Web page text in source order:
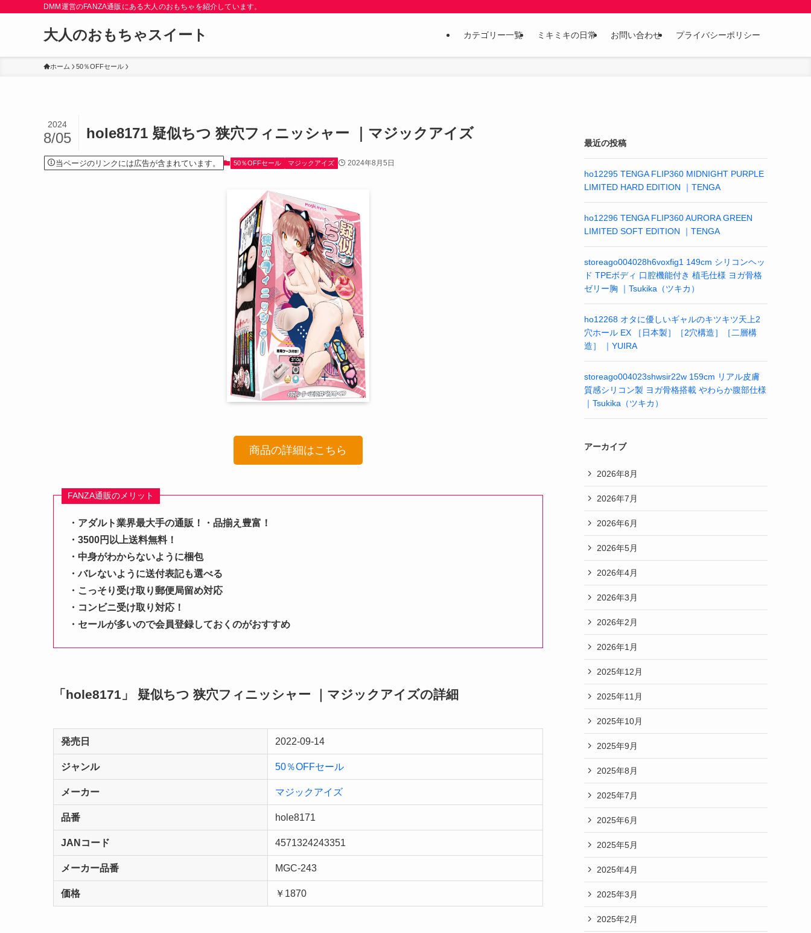
DMM運営のFANZA通販にある大人のおもちゃを紹介しています。
大人のおもちゃスイート カテゴリー一覧 ミキミキの日常 お問い合わせ プライバシーポリシー
ホーム 50％OFFセール
hole8171 疑似ちつ 狭穴フィニッシャー ｜マジックアイズ
2024
8/05
当ページのリンクには広告が含まれています。 50％OFFセール マジックアイズ 2024年8月5日
商品の詳細はこちら
FANZA通販のメリット
・アダルト業界最大手の通販！・品揃え豊富！
・3500円以上送料無料！
・中身がわからないように梱包
・バレないように送付表記も選べる
・こっそり受け取り郵便局留め対応
・コンビニ受け取り対応！
・セールが多いので会員登録しておくのがおすすめ
「hole8171」 疑似ちつ 狭穴フィニッシャー ｜マジックアイズの詳細
発売日 2022-09-14
ジャンル 50％OFFセール
メーカー マジックアイズ
品番 hole8171
JANコード 4571324243351
メーカー品番 MGC-243
価格 ￥1870
最近の投稿
ho12295 TENGA FLIP360 MIDNIGHT PURPLE
LIMITED HARD EDITION ｜TENGA
ho12296 TENGA FLIP360 AURORA GREEN
LIMITED SOFT EDITION ｜TENGA
storeago004028h6voxfig1 149cm シリコンヘッ
ド TPEボディ 口腔機能付き 植毛仕様 ヨガ骨格
ゼリー胸 ｜Tsukika（ツキカ）
ho12268 オタに優しいギャルのキツキツ天上2
穴ホール EX ［日本製］［2穴構造］［二層構
造］ ｜YUIRA
storeago004023shwsir22w 159cm リアル皮膚
質感シリコン製 ヨガ骨格搭載 やわらか腹部仕様
｜Tsukika（ツキカ）
アーカイブ
2026年8月
2026年7月
2026年6月
2026年5月
2026年4月
2026年3月
2026年2月
2026年1月
2025年12月
2025年11月
2025年10月
2025年9月
2025年8月
2025年7月
2025年6月
2025年5月
2025年4月
2025年3月
2025年2月